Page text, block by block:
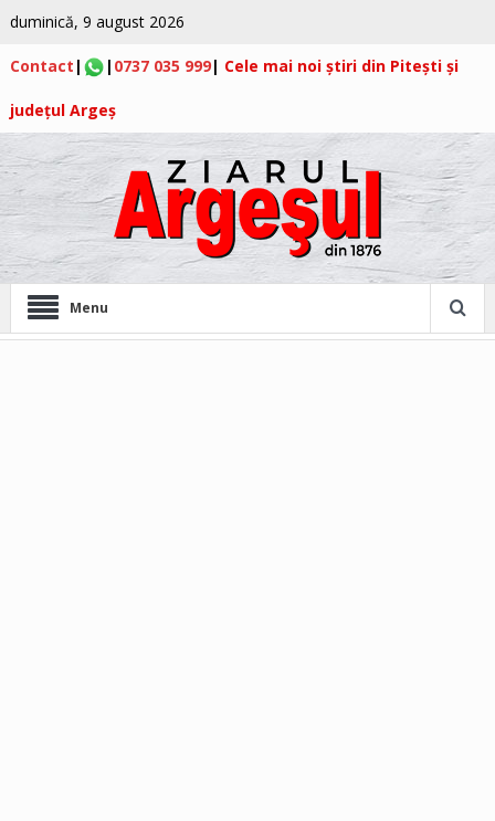
duminică, 9 august 2026
Contact | | 0737 035 999| Cele mai noi știri din Pitești și
județul Argeș
Menu